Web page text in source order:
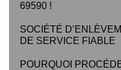
69590 !
SOCIÉTÉ
DE SERVICE FIABLE
POURQUOI